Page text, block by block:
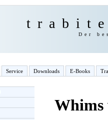
Der
Service Downloads E-Books
Whims